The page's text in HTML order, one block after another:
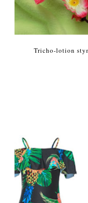
Tricho-lotion